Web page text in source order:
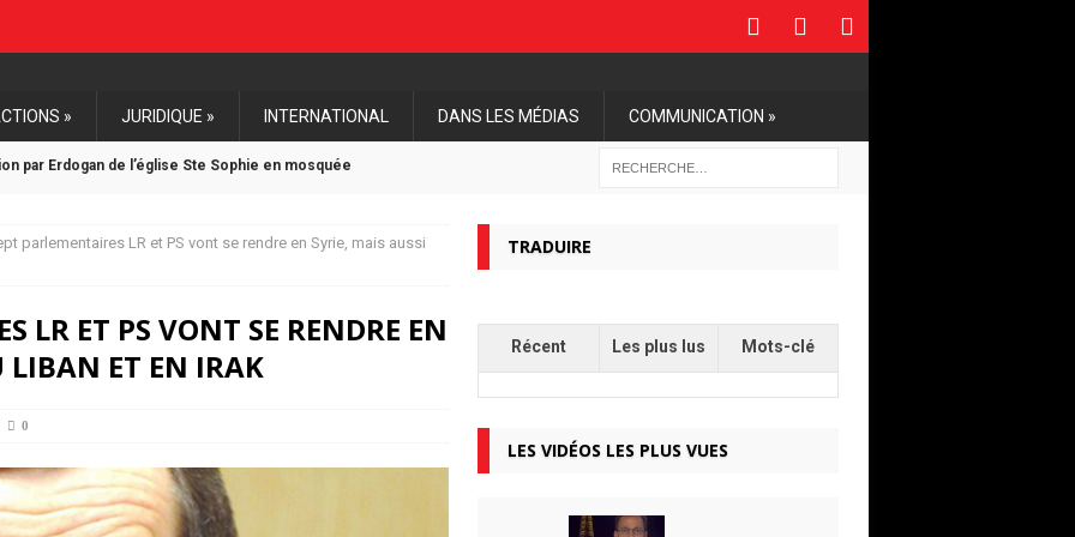
» JURIDIQUE » INTERNATIONAL DANS LES MÉDIAS COMMUNICATION »
par Erdogan de l’église Ste Sophie en mosquée
première mise en examen d’un djihadiste pour génocides
de Paris, mardi 11 décembre 2018
parlementaires LR et PS vont se rendre en Syrie, mais aussi
LR ET PS VONT SE RENDRE EN
LIBAN ET EN IRAK
0
TRADUIRE
Récent Les plus lus Mots-clé
LES VIDÉOS LES PLUS VUES